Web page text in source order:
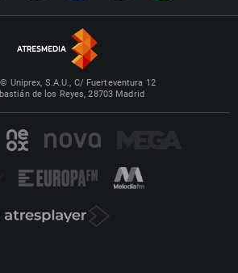
Uniprex, S.A.U., C/ Fuerteventura 12
de los Reyes, 28703 Madrid